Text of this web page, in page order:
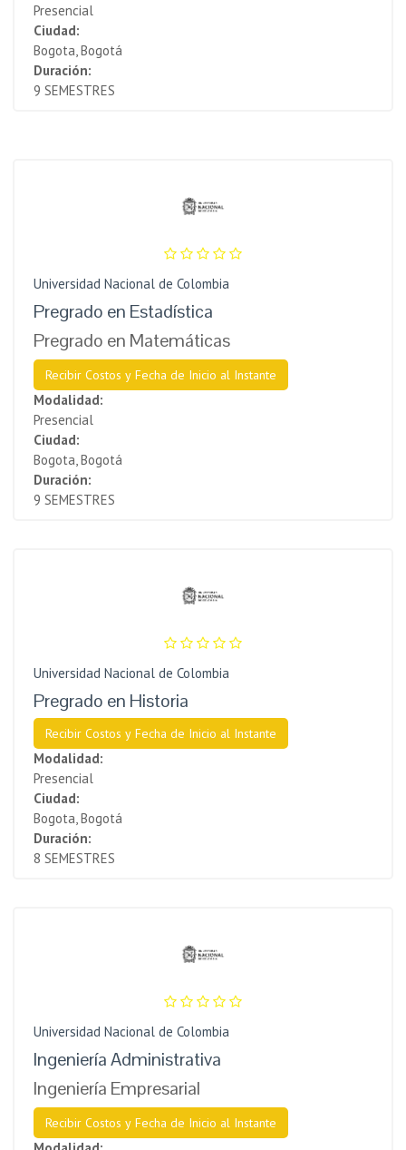
Presencial
Ciudad:
Bogota, Bogotá
Duración:
9 SEMESTRES
Universidad Nacional de Colombia
Pregrado en Estadística
Pregrado en Matemáticas
Recibir Costos y Fecha de Inicio al Instante
Modalidad:
Presencial
Ciudad:
Bogota, Bogotá
Duración:
9 SEMESTRES
Universidad Nacional de Colombia
Pregrado en Historia
Recibir Costos y Fecha de Inicio al Instante
Modalidad:
Presencial
Ciudad:
Bogota, Bogotá
Duración:
8 SEMESTRES
Universidad Nacional de Colombia
Ingeniería Administrativa
Ingeniería Empresarial
Recibir Costos y Fecha de Inicio al Instante